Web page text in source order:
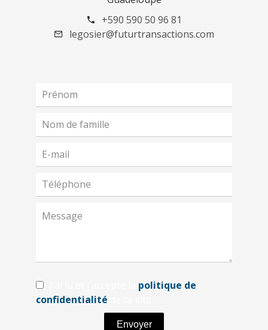
+590 590 50 96 81
legosier@futurtransactions.com
politique de
confidentialité
Envoyer